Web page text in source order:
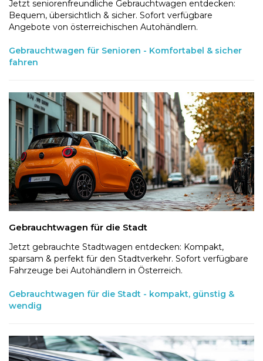
Jetzt seniorenfreundliche Gebrauchtwagen entdecken:
Bequem, übersichtlich & sicher. Sofort verfügbare
Angebote von österreichischen Autohändlern.
Gebrauchtwagen für Senioren - Komfortabel & sicher
fahren
Gebrauchtwagen für die Stadt
Jetzt gebrauchte Stadtwagen entdecken: Kompakt,
sparsam & perfekt für den Stadtverkehr. Sofort verfügbare
Fahrzeuge bei Autohändlern in Österreich.
Gebrauchtwagen für die Stadt - kompakt, günstig &
wendig